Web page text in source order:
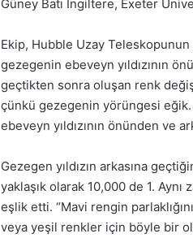
Güney Batı İngiltere, Exeter
Ekip, Hubble Uzay
gezegenin ebeveyn yıldızının
geçtikten sonra oluşan renk
çünkü gezegenin yörüngesi
ebeveyn yıldızının önünden ve
Gezegen yıldızın arkasına
yaklaşık olarak 10,000 de 1.
eşlik etti. “Mavi rengin
veya yeşil renkler için böyle bir